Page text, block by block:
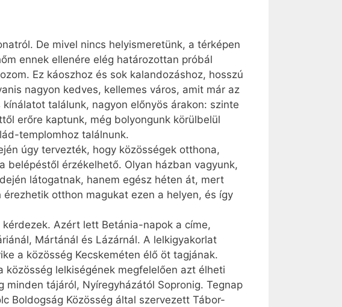
De mivel nincs helyismeretünk, a térképen
ennek ellenére elég határozottan próbál
Ez káoszhoz és sok kalandozáshoz, hosszú
nagyon kedves, kellemes város, amit már az
találunk, nagyon előnyös árakon: szinte
erőre kaptunk, még bolyongunk körülbelül
templomhoz találnunk.
úgy tervezték, hogy közösségek otthona,
belépéstől érzékelhető. Olyan házban vagyunk,
látogatnak, hanem egész héten át, mert
otthon magukat ezen a helyen, és így
Azért lett Betánia-napok a címe,
Mártánál és Lázárnál. A lelkigyakorlat
a közösség Kecskeméten élő öt tagjának.
lelkiségének megfelelően azt élheti
tájáról, Nyíregyházától Sopronig. Tegnap
Boldogság Közösség által szervezett Tábor-